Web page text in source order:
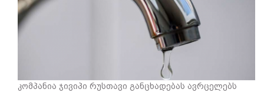
კომპანია ჯივიპი რუსთავი განცხადებას ავრცელებს